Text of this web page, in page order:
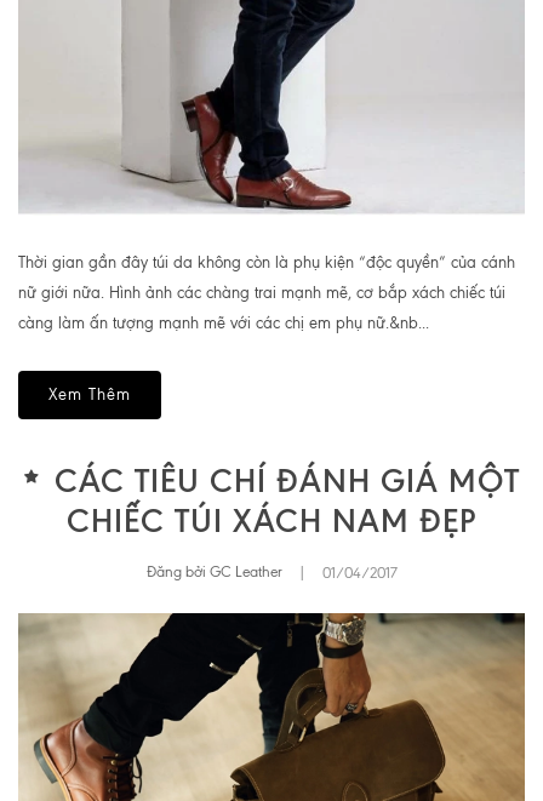
Thời gian gần đây túi da không còn là phụ kiện “độc quyền” của cánh
nữ giới nữa. Hình ảnh các chàng trai mạnh mẽ, cơ bắp xách chiếc túi
càng làm ấn tượng mạnh mẽ với các chị em phụ nữ.&nb...
Xem Thêm
CÁC TIÊU CHÍ ĐÁNH GIÁ MỘT
CHIẾC TÚI XÁCH NAM ĐẸP
Đăng bởi GC Leather 01/04/2017